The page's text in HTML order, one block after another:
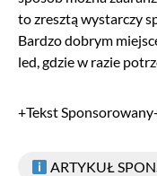
to zresztą wystarczy
Bardzo dobrym
led, gdzie w razie
+Tekst
ARTYKUŁ